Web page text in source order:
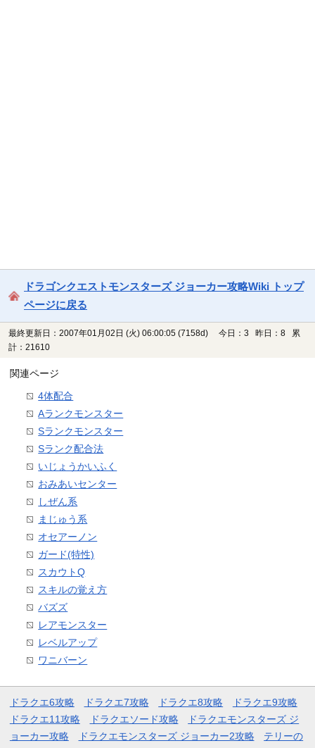
ドラゴンクエストモンスターズ ジョーカー攻略Wiki トップ
ページに戻る
最終更新日：2007年01月02日 (火) 06:00:05 (7158d)
今日：3 昨日：8 累
計：21610
関連ページ
4体配合
Aランクモンスター
Sランクモンスター
Sランク配合法
いじょうかいふく
おみあいセンター
しぜん系
まじゅう系
オセアーノン
ガード(特性)
スカウトQ
スキルの覚え方
バズズ
レアモンスター
レベルアップ
ワニバーン
ドラクエ6攻略 ドラクエ7攻略 ドラクエ8攻略
ドラクエ9攻略
ドラクエ11攻略
ドラクエソード攻略
ドラクエモンスターズ ジ
ョーカー攻略
ドラクエモンスターズ ジョーカー2攻略
テリーの